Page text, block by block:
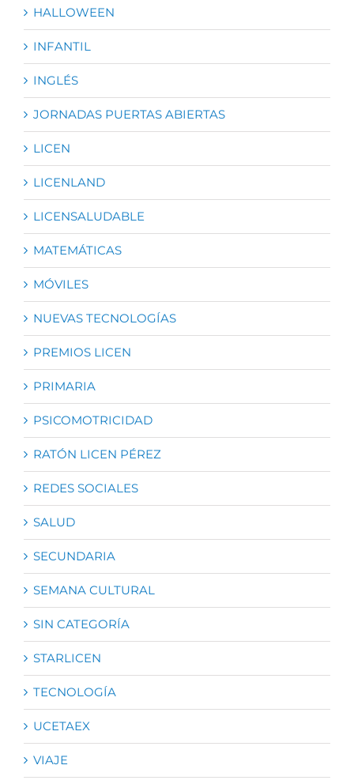
HALLOWEEN
INFANTIL
INGLÉS
JORNADAS PUERTAS ABIERTAS
LICEN
LICENLAND
LICENSALUDABLE
MATEMÁTICAS
MÓVILES
NUEVAS TECNOLOGÍAS
PREMIOS LICEN
PRIMARIA
PSICOMOTRICIDAD
RATÓN LICEN PÉREZ
REDES SOCIALES
SALUD
SECUNDARIA
SEMANA CULTURAL
SIN CATEGORÍA
STARLICEN
TECNOLOGÍA
UCETAEX
VIAJE